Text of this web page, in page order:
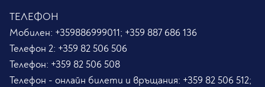
ТЕЛЕФОН
Мобилен: +359886999011; +359 887 686 136
Телефон 2: +359 82 506 506
Телефон: +359 82 506 508
Телефон - онлайн билети и връщания: +359 82 506 512;